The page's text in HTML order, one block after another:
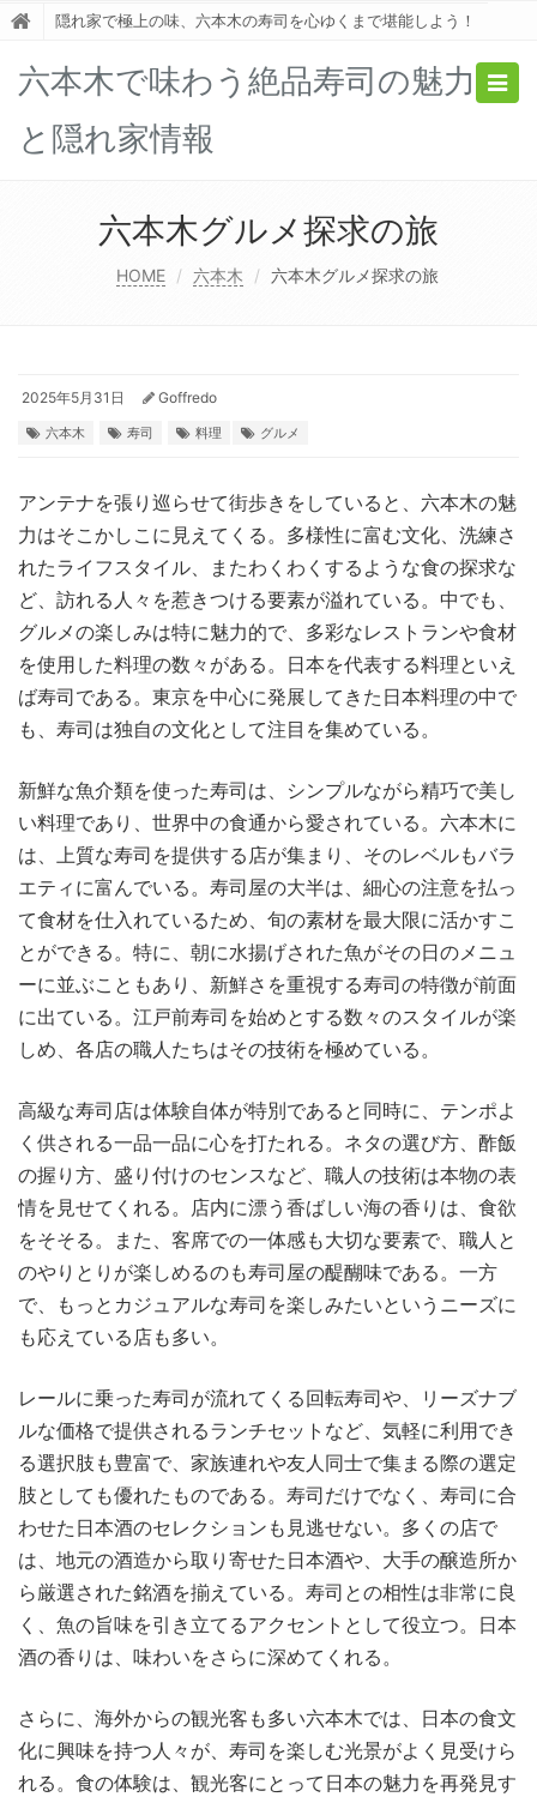
隠れ家で極上の味、六本木の寿司を心ゆくまで堪能しよう！
六本木で味わう絶品寿司の魅力
と隠れ家情報
六本木グルメ探求の旅
HOME 六本木 六本木グルメ探求の旅
2025年5月31日 Goffredo
六本木 寿司 料理 グルメ
アンテナを張り巡らせて街歩きをしていると、六本木の魅
力はそこかしこに見えてくる。 多様性に富む文化、洗練さ
れたライフスタイル、またわくわくするような食の探求な
ど、訪れる人々を惹きつける要素が溢れている。中でも、
グルメの楽しみは特に魅力的で、多彩なレストランや食材
を使用した料理の数々がある。日本を代表する料理といえ
ば寿司である。東京を中心に発展してきた日本料理の中で
も、寿司は独自の文化として注目を集めている。
新鮮な魚介類を使った寿司は、シンプルながら精巧で美し
い料理であり、世界中の食通から愛されている。六本木に
は、上質な寿司を提供する店が集まり、そのレベルもバラ
エティに富んでいる。寿司屋の大半は、細心の注意を払っ
て食材を仕入れているため、旬の素材を最大限に活かすこ
とができる。特に、朝に水揚げされた魚がその日のメニュ
ーに並ぶこともあり、新鮮さを重視する寿司の特徴が前面
に出ている。江戸前寿司を始めとする数々のスタイルが楽
しめ、各店の職人たちはその技術を極めている。
高級な寿司店は体験自体が特別であると同時に、テンポよ
く供される一品一品に心を打たれる。ネタの選び方、酢飯
の握り方、盛り付けのセンスなど、職人の技術は本物の表
情を見せてくれる。店内に漂う香ばしい海の香りは、食欲
をそそる。また、客席での一体感も大切な要素で、職人と
のやりとりが楽しめるのも寿司屋の醍醐味である。一方
で、もっとカジュアルな寿司を楽しみたいというニーズに
も応えている店も多い。
レールに乗った寿司が流れてくる回転寿司や、リーズナブ
ルな価格で提供されるランチセットなど、気軽に利用でき
る選択肢も豊富で、家族連れや友人同士で集まる際の選定
肢としても優れたものである。寿司だけでなく、寿司に合
わせた日本酒のセレクションも見逃せない。多くの店で
は、地元の酒造から取り寄せた日本酒や、大手の醸造所か
ら厳選された銘酒を揃えている。寿司との相性は非常に良
く、魚の旨味を引き立てるアクセントとして役立つ。日本
酒の香りは、味わいをさらに深めてくれる。
さらに、海外からの観光客も多い六本木では、日本の食文
化に興味を持つ人々が、寿司を楽しむ光景がよく見受けら
れる。食の体験は、観光客にとって日本の魅力を再発見す